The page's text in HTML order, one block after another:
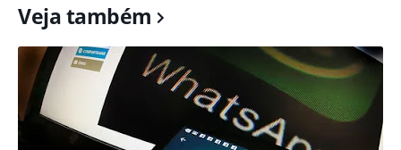
Veja também